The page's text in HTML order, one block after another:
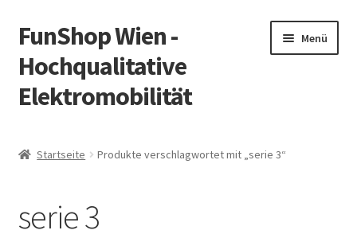
Zur
Navigation
springen
Zum
Inhalt
springen
FunShop Wien -
Hochqualitative
Elektromobilität
Menü
Vorsicht Internetbetrug
Startseite Produkte verschlagwortet mit „serie 3“
serie 3